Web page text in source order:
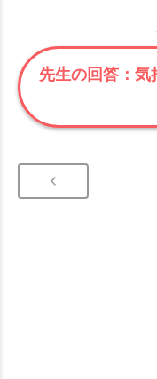
先生の回答：気